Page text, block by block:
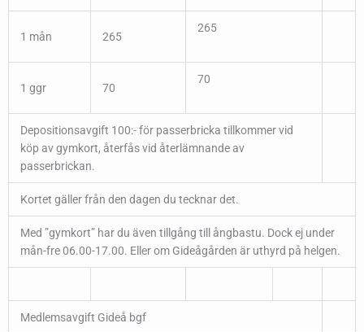
1 mån 265
265
1 ggr 70
70
Depositionsavgift 100:- för passerbricka tillkommer vid
köp av gymkort, återfås vid återlämnande av
passerbrickan.
Kortet gäller från den dagen du tecknar det.
Med ”gymkort” har du även tillgång till ångbastu. Dock ej under
mån-fre 06.00-17.00. Eller om Gideågården är uthyrd på helgen.
Medlemsavgift Gideå bgf